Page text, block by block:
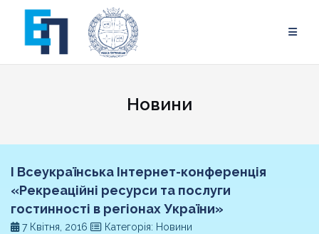
content
Новини
І Всеукраїнська Інтернет-конференція
«Рекреаційні ресурси та послуги
гостинності в регіонах України»
7 Квітня, 2016 Категорія: Новини